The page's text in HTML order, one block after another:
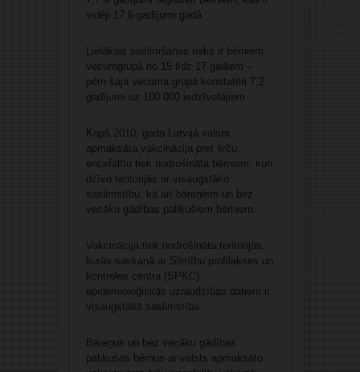
vidēji 17,6 gadījumi gadā.
Lielākais saslimšanas risks ir bērniem
vecumgrupā no 15 līdz 17 gadiem –
pērn šajā vecuma grupā konstatēti 7,2
gadījumi uz 100 000 iedzīvotājiem.
Kopš 2010. gada Latvijā valsts
apmaksāta vakcinācija pret ērču
encefalītu tiek nodrošināta bērniem, kuri
dzīvo teritorijās ar visaugstāko
saslimstību, kā arī bāreņiem un bez
vecāku gādības palikušiem bērniem.
Vakcinācija tiek nodrošināta teritorijās,
kurās saskaņā ar Slimību profilakses un
kontroles centra (SPKC)
epidemioloģiskās uzraudzības datiem ir
visaugstākā saslimstība.
Bāreņus un bez vecāku gādības
palikušos bērnus ar valsts apmaksāto